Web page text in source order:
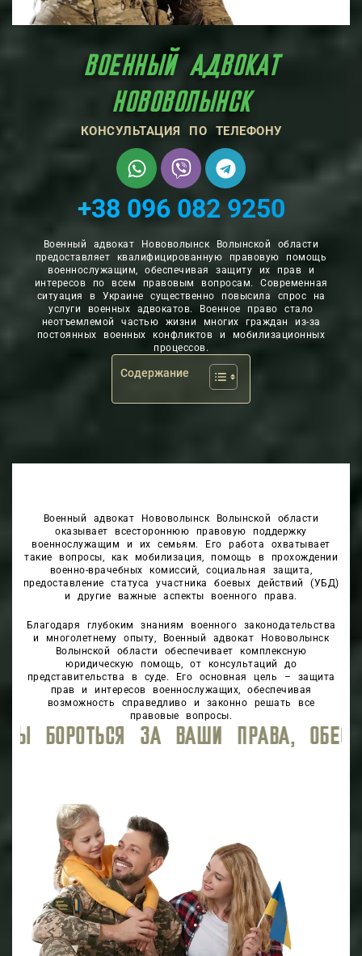
ВОЕННЫЙ АДВОКАТ
НОВОВОЛЫНСК
КОНСУЛЬТАЦИЯ ПО ТЕЛЕФОНУ
+38 096 082 9250
Военный адвокат Нововолынск Волынской области
предоставляет квалифицированную правовую помощь
военнослужащим, обеспечивая защиту их прав и
интересов по всем правовым вопросам. Современная
ситуация в Украине существенно повысила спрос на
услуги военных адвокатов. Военное право стало
неотъемлемой частью жизни многих граждан из-за
постоянных военных конфликтов и мобилизационных
процессов.
Содержание
Военный адвокат Нововолынск Волынской области
оказывает всестороннюю правовую поддержку
военнослужащим и их семьям. Его работа охватывает
такие вопросы, как мобилизация, помощь в прохождении
военно-врачебных комиссий, социальная защита,
предоставление статуса участника боевых действий (УБД)
и другие важные аспекты военного права.
Благодаря глубоким знаниям военного законодательства
и многолетнему опыту, Военный адвокат Нововолынск
Волынской области обеспечивает комплексную
юридическую помощь, от консультаций до
представительства в суде. Его основная цель – защита
прав и интересов военнослужащих, обеспечивая
возможность справедливо и законно решать все
правовые вопросы.
ВЫСОКИЙ УРОВЕНЬ